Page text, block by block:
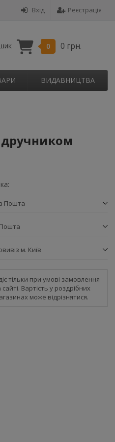
Вхід Реєстрація
0 0 грн.
ВИДАВНИЦТВА
Пошта
м. Київ
тільки при умові замовлення
сайті. Вартість у роздрібних
може відрізнятися.